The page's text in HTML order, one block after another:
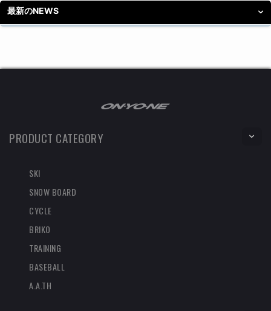
最新のNEWS
PRODUCT CATEGORY
SKI
SNOW BOARD
CYCLE
BRIKO
TRAINING
BASEBALL
A.A.TH